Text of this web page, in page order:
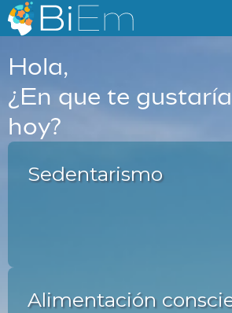
Hola,
¿En que te
hoy?
Sedentarismo
Alimentación